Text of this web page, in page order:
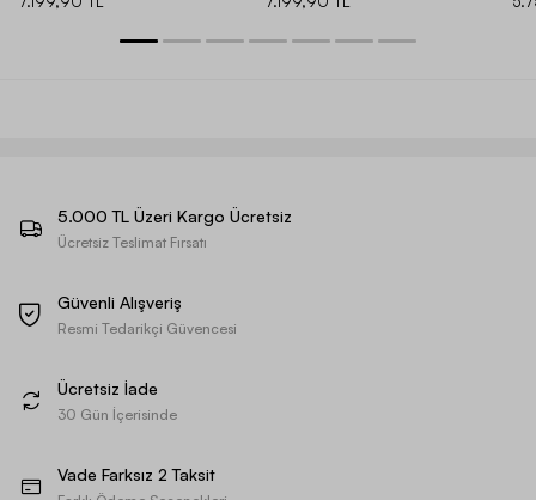
5.000 TL Üzeri Kargo Ücretsiz
Ücretsiz Teslimat Fırsatı
Güvenli Alışveriş
Resmi Tedarikçi Güvencesi
Ücretsiz İade
30 Gün İçerisinde
Vade Farksız 2 Taksit